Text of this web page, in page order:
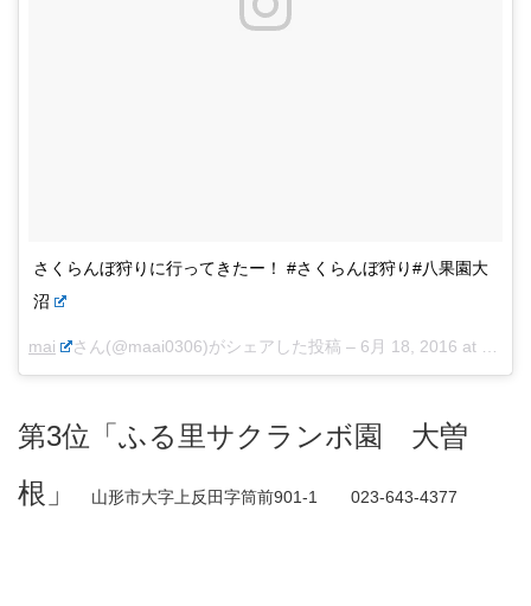
さくらんぼ狩りに行ってきたー！ #さくらんぼ狩り#八果園大
沼
mai さん(@maai0306)がシェアした投稿 – 6月 18, 2016 at 10:25午後 PDT
第3位「ふる里サクランボ園 大曽
根」
山形市大字上反田字筒前901-1 023-643-4377